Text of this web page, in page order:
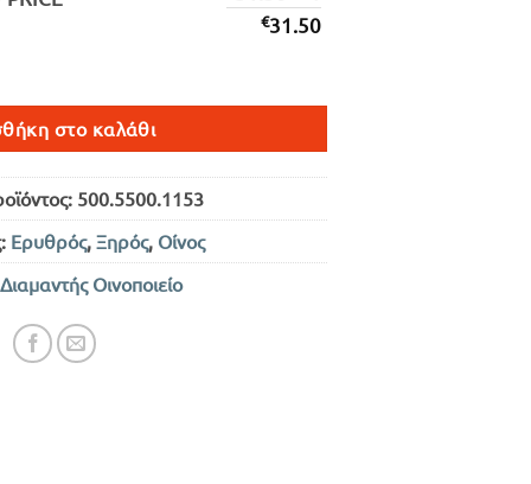
€31.50
στο καλάθι
500.5500.1153
Ερυθρός, Ξηρός, Οίνος
Διαμαντής Οινοποιείο